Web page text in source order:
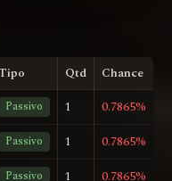
Qtd
Chance
Passivo 1
0.7865%
Passivo 1
0.7865%
Passivo 1
0.7865%